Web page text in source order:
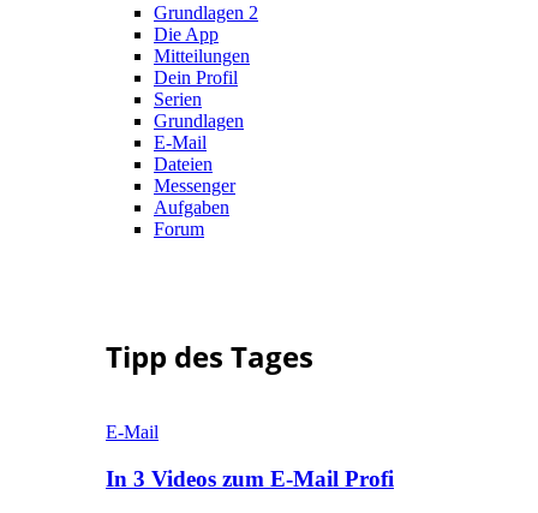
Grundlagen 2
Die App
Mitteilungen
Dein Profil
Serien
Grundlagen
E-Mail
Dateien
Messenger
Aufgaben
Forum
Tipp des Tages
E-Mail
In 3 Videos zum E-Mail Profi